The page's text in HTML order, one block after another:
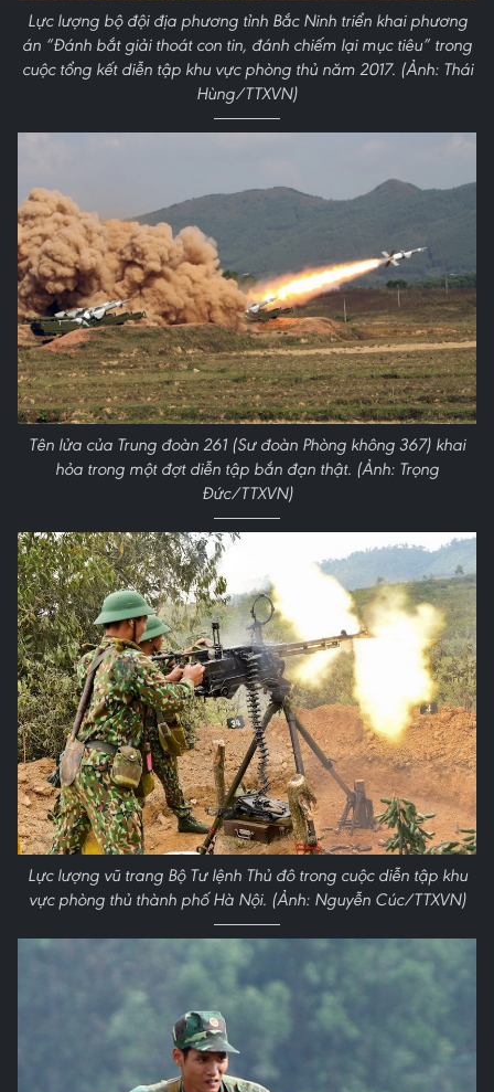
Lực lượng bộ đội địa phương tỉnh Bắc Ninh triển khai phương
án “Đánh bắt giải thoát con tin, đánh chiếm lại mục tiêu” trong
cuộc tổng kết diễn tập khu vực phòng thủ năm 2017. (Ảnh: Thái
Hùng/TTXVN)
Tên lửa của Trung đoàn 261 (Sư đoàn Phòng không 367) khai
hỏa trong một đợt diễn tập bắn đạn thật. (Ảnh: Trọng
Đức/TTXVN)
Lực lượng vũ trang Bộ Tư lệnh Thủ đô trong cuộc diễn tập khu
vực phòng thủ thành phố Hà Nội. (Ảnh: Nguyễn Cúc/TTXVN)